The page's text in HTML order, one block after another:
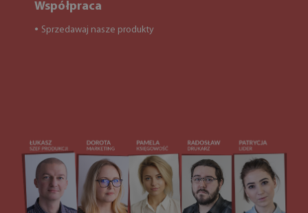
Współpraca
● Sprzedawaj nasze produkty